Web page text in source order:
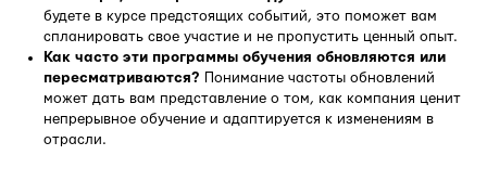
будете в курсе предстоящих событий, это поможет вам
спланировать свое участие и не пропустить ценный опыт.
Как часто эти программы обучения обновляются или
пересматриваются? Понимание частоты обновлений
может дать вам представление о том, как компания ценит
непрерывное обучение и адаптируется к изменениям в
отрасли.